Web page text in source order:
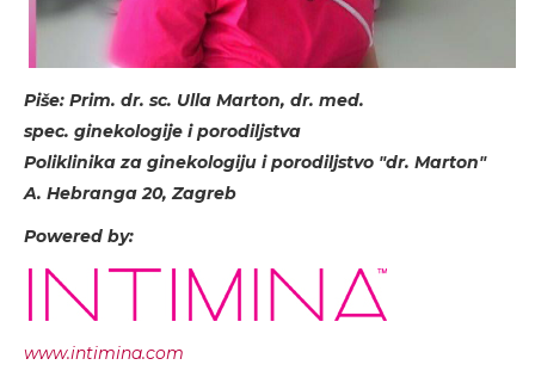
Piše: Prim. dr. sc. Ulla Marton, dr. med.
spec. ginekologije i porodiljstva
Poliklinika za ginekologiju i porodiljstvo "dr. Marton"
A. Hebranga 20, Zagreb
Powered by:
www.intimina.com